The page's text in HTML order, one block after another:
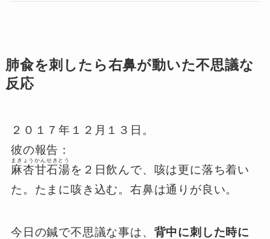
肺兪を刺したら右鼻が動いた不思議な
反応
２０１７年１２月１３日。
彼の報告：
麻杏甘石湯
まきょうかんせきとう
を２日飲んで、咳は更に落ち着い
た。たまに咳き込む。右鼻は通りが良い。
今日の鍼で不思議な事は、 背中に刺した時に